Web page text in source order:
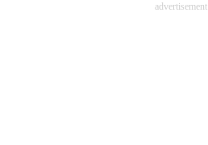
企業向けIT製品の総合サイト
advertisement